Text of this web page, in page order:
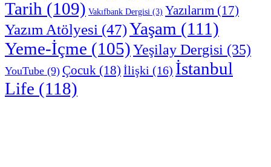
Tarih (109) Vakıfbank Dergisi (3) Yazılarım (17)
Yazım Atölyesi (47)Yaşam (111)
Yeme-İçme (105)Yeşilay Dergisi (35)
YouTube (9) Çocuk (18) İlişki (16) İstanbul
Life (118)